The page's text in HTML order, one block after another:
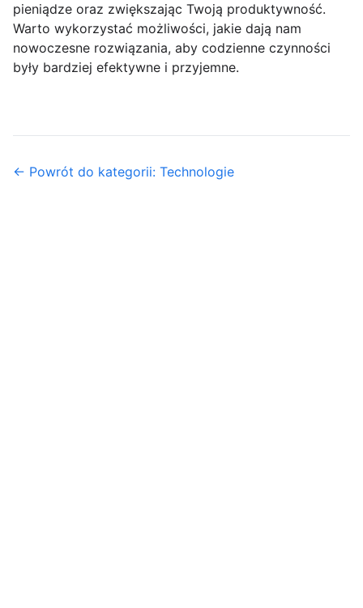
pieniądze oraz zwiększając Twoją produktywność.
Warto wykorzystać możliwości, jakie dają nam
nowoczesne rozwiązania, aby codzienne czynności
były bardziej efektywne i przyjemne.
← Powrót do kategorii: Technologie